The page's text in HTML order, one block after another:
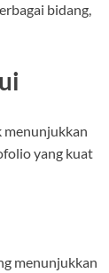
bidang,
menunjukkan
yang kuat
menunjukkan